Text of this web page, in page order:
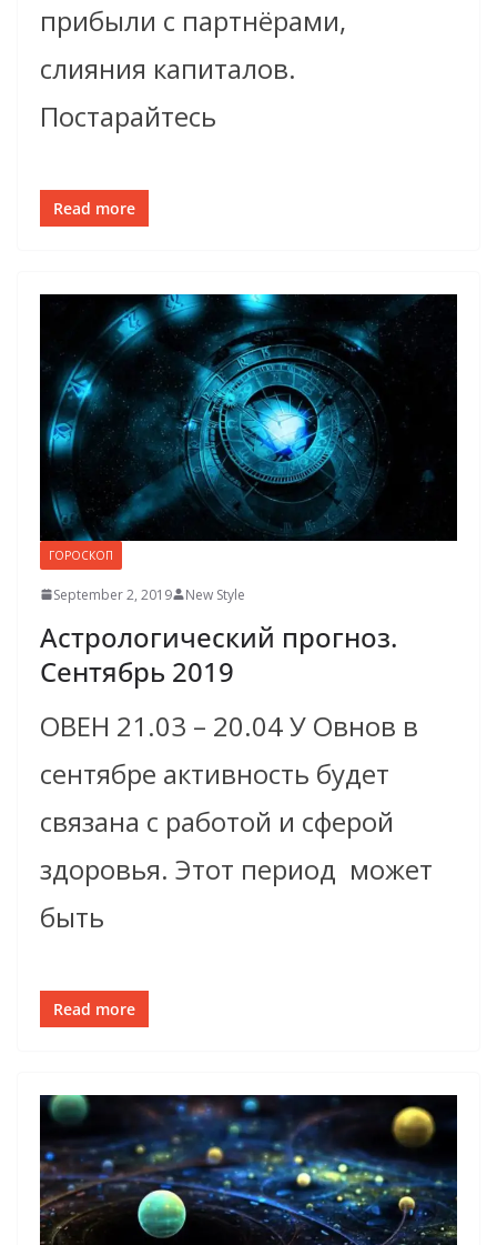
прибыли с партнёрами,
слияния капиталов.
Постарайтесь
Read more
ГОРОСКОП
September 2, 2019 New Style
Астрологический прогноз.
Сентябрь 2019
ОВЕН 21.03 – 20.04 У Овнов в
сентябре активность будет
связана с работой и сферой
здоровья. Этот период может
быть
Read more